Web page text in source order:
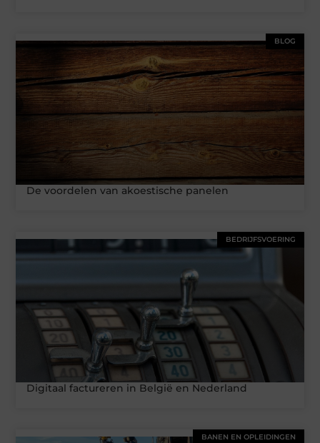
BLOG
De voordelen van akoestische panelen
BEDRIJFSVOERING
Digitaal factureren in België en Nederland
BANEN EN OPLEIDINGEN